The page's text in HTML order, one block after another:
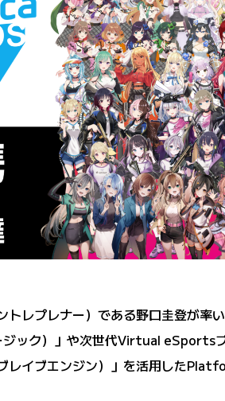
レプレナー）である野口圭登が率
ック）」や次世代Virtual eSports
イブエンジン）」を活用した